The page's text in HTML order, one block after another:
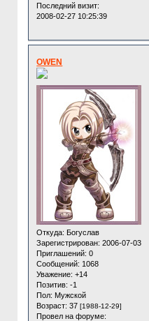
Последний визит:
2008-02-27 10:25:39
OWEN
Откуда: Богуслав
Зарегистрирован: 2006-07-03
Приглашений: 0
Сообщений: 1068
Уважение: +14
Позитив: -1
Пол: Мужской
Возраст: 37[1988-12-29]
Провел на форуме: